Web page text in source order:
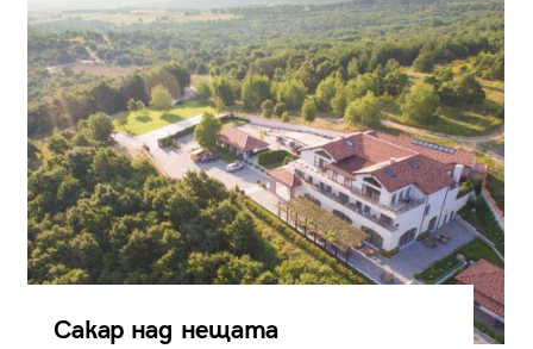
Сакар над нещата